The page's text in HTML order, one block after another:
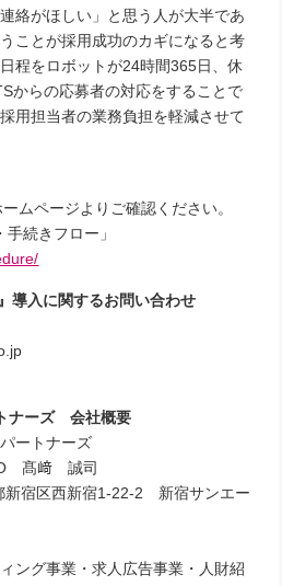
絡がほしい」と思う人が大半であ
ことが採用成功のカギになると考
程をロボットが24時間365日、休
からの応募者の対応をすることで
用担当者の業務負担を軽減させて
ムページよりご確認ください。
続きフロー」
導入に関するお問い合わせ
ナーズ 会社概要
ートナーズ
髙﨑 誠司
宿区西新宿1-22-2 新宿サンエー
ング事業・求人広告事業・人財紹